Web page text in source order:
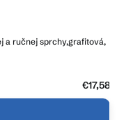
a ručnej sprchy,grafitová,
€17,58